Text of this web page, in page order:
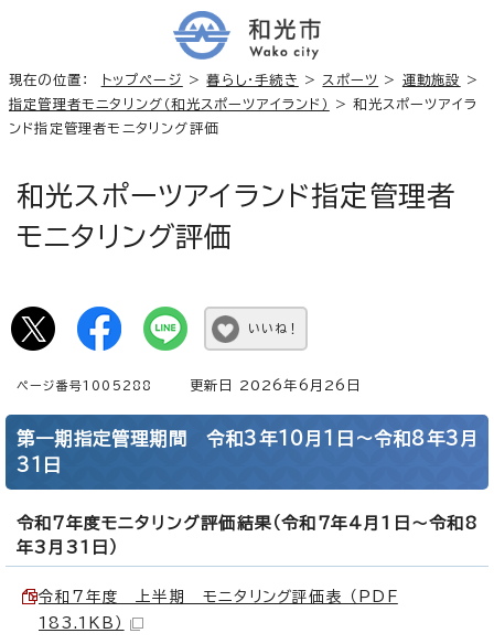
現在の位置： トップページ >暮らし・手続き > スポーツ > 運動施設
>
指定管理者モニタリング（和光スポーツアイランド）
> 和光スポーツアイラ
ンド指定管理者モニタリング評価
和光スポーツアイランド指定管理者
モニタリング評価
いいね！
ページ番号1005288 更新日 2026年6月26日
第一期指定管理期間 令和3年10月1日～令和8年3月
31日
令和7年度モニタリング評価結果（令和7年4月1日～令和8
年3月31日）
令和7年度 上半期 モニタリング評価表 （PDF
183.1KB）